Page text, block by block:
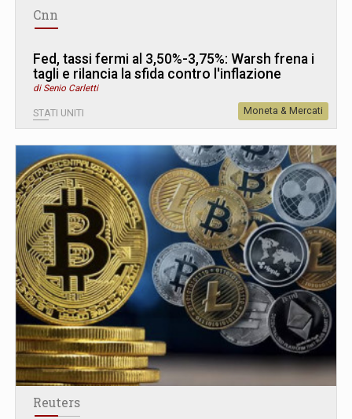
Cnn
Fed, tassi fermi al 3,50%-3,75%: Warsh frena i
tagli e rilancia la sfida contro l'inflazione
di Senio Carletti
STATI UNITI Moneta & Mercati
Reuters